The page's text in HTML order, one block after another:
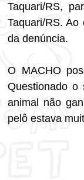
Taquari/RS,
Taquari/RS.
da denúncia.
O MACHO
Questionado
animal não
pelô estava